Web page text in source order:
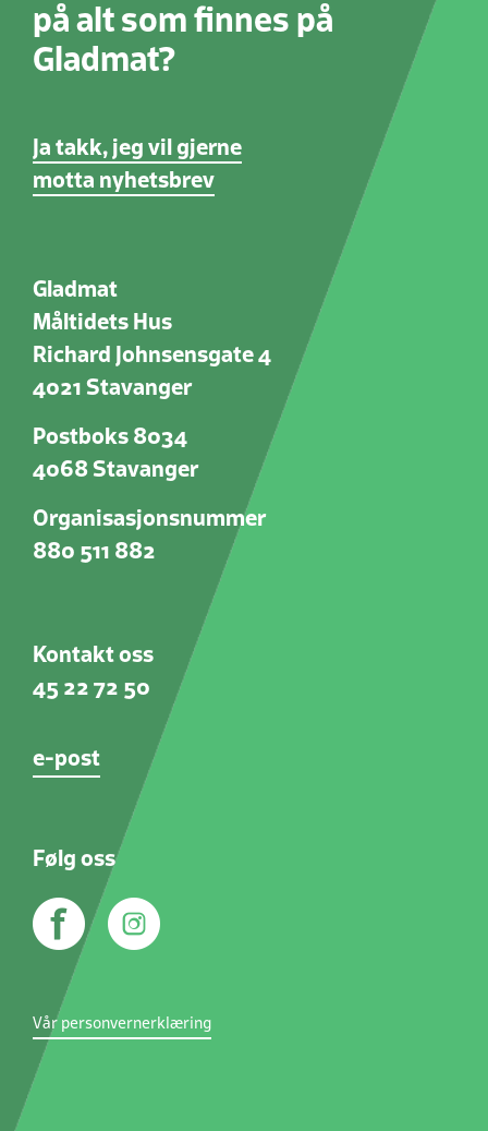
på alt som finnes på
Gladmat?
Ja takk, jeg vil gjerne
motta nyhetsbrev
Gladmat
Måltidets Hus
Richard Johnsensgate 4
4021 Stavanger
Postboks 8034
4068 Stavanger
Organisasjonsnummer
880 511 882
Kontakt oss
45 22 72 50
e-post
Følg oss
Vår personvernerklæring